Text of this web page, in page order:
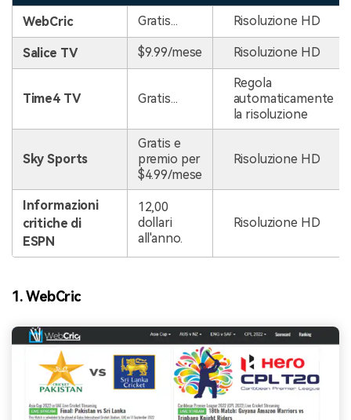
WebCric Gratis... Risoluzione HD
Salice TV $9.99/mese Risoluzione HD
Time4 TV Gratis...
Regola
automaticamente
la risoluzione
Sky Sports
Gratis e
premio per
$4.99/mese
Risoluzione HD
Informazioni
critiche di
ESPN
12,00
dollari
all'anno.
Risoluzione HD
1. WebCric